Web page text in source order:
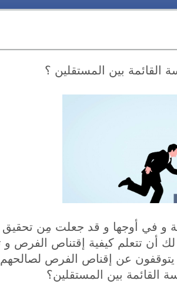
القائمة بين المستقلين ؟
و في أوجها و قد جعلت مِن تحقيق
تتعلم كيفية إقتناص الفرص و
يتوقفون عن إقناص الفرص
القائمة بين المستقلين؟